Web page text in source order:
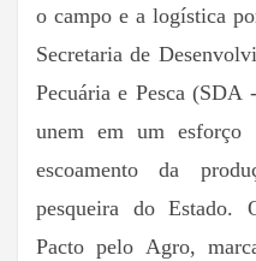
o campo e a logística
Secretaria de
Pecuária e Pesca (SDA
unem em um esforço
escoamento da
pesqueira do Estado.
Pacto pelo Agro,